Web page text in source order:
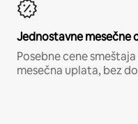
Jednostavne mesečne
Posebne cene
mesečna uplata, bez